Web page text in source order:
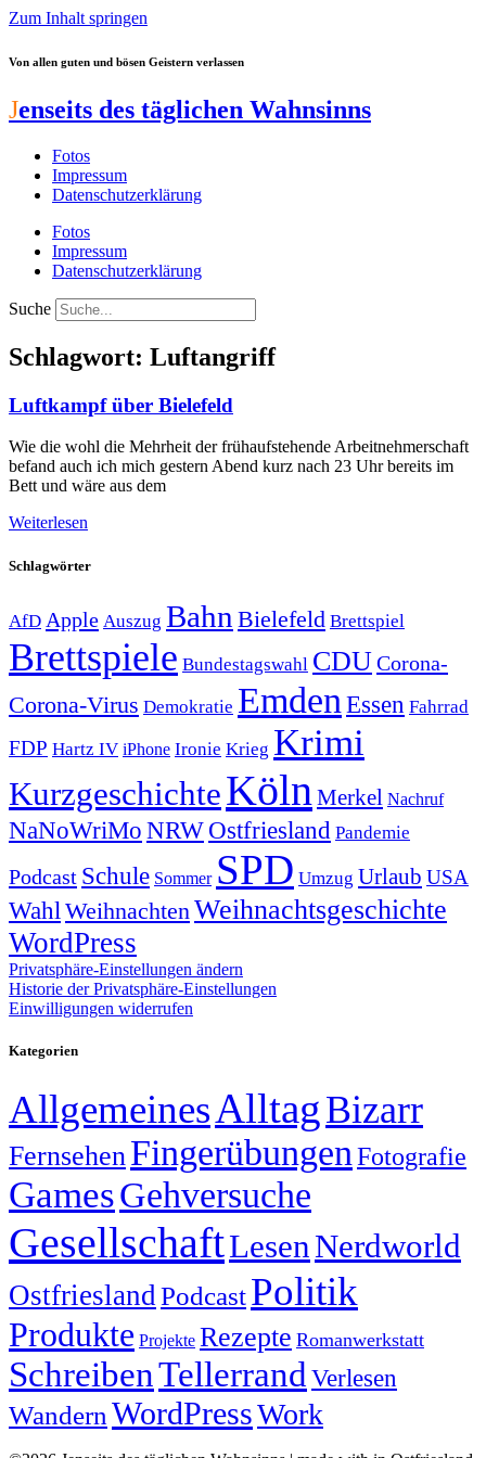
Zum Inhalt springen
Von allen guten und bösen Geistern verlassen
Jenseits des täglichen Wahnsinns
Fotos
Impressum
Datenschutzerklärung
Fotos
Impressum
Datenschutzerklärung
Suche
Schlagwort: Luftangriff
Luftkampf über Bielefeld
Wie die wohl die Mehrheit der frühaufstehende Arbeitnehmerschaft
befand auch ich mich gestern Abend kurz nach 23 Uhr bereits im
Bett und wäre aus dem
Weiterlesen
Schlagwörter
AfD Apple Auszug Bahn Bielefeld Brettspiel
Brettspiele Bundestagswahl CDUCorona-
Corona-Virus Demokratie Emden Essen Fahrrad
FDP Hartz IV iPhone Ironie Krieg Krimi
KurzgeschichteKöln Merkel Nachruf
NaNoWriMo NRWOstfriesland Pandemie
Podcast Schule Sommer SPD Umzug Urlaub USA
Wahl Weihnachten Weihnachtsgeschichte
WordPress
Privatsphäre-Einstellungen ändern
Historie der Privatsphäre-Einstellungen
Einwilligungen widerrufen
Kategorien
AllgemeinesAlltagBizarr
FernsehenFingerübungen Fotografie
GamesGehversuche
GesellschaftLesenNerdworld
OstfrieslandPodcastPolitik
Produkte Projekte Rezepte Romanwerkstatt
SchreibenTellerrand Verlesen
Wandern WordPressWork